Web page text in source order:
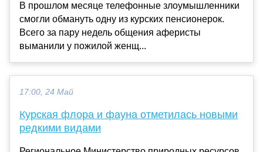
В прошлом месяце телефонные злоумышленники
смогли обмануть одну из курских пенсионерок.
Всего за пару недель общения аферисты
выманили у пожилой женщ...
17:00, 24 Май
Курская флора и фауна отметилась новыми
редкими видами